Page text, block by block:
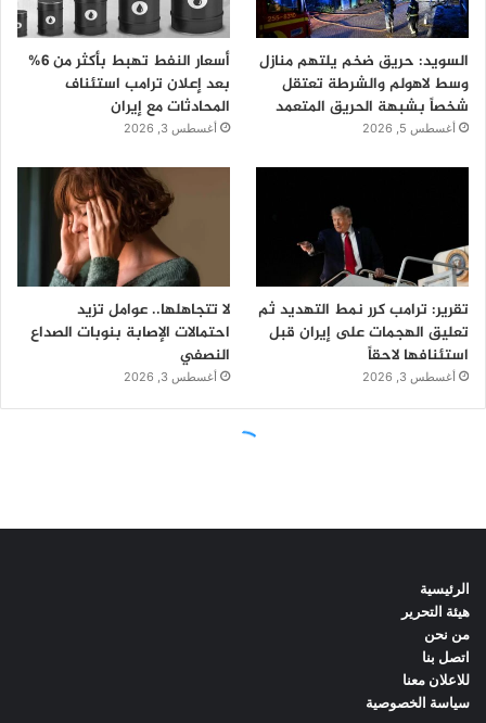
الرئيسية
هيئة التحرير
من نحن
اتصل بنا
للاعلان معنا
سياسة الخصوصية